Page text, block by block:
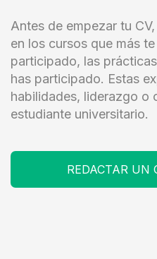
Antes de empezar tu
en los cursos que más
participado, las
has participado. Estas
habilidades, liderazgo o
estudiante universitario.
REDACTAR UN